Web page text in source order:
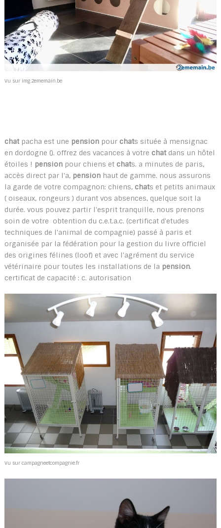
Vu sur img.2ememain.be
chatpacha est une pensionpour chats située à mensignac
en dordogne (). offrez des vacances à votre chatdans un hôtel
étoiles ! pensionpour chiens et chats. a minutes de paris,
accès direct par l'a, pensionhaut de gamme. nous assurons
la garde de votre compagnon: chiens, chats et petits animaux
( oiseaux, rongeurs ) durant vos absences, quelque soit la
durée. vous pouvez partir l'esprit tranquille, nous prenons
soin de votre obtention du c.e.t.a.c. (certificat d'etudes
techniques de l'animal de compagnie) passé à paris et
organisée par la fédération pour la gestion du livre officiel
des origines félines (loof) et avec l'agrément du service
vétérinaire pour toutes les installations de la pension.
certificat de capacité : c. autorisation
Vu sur campagneetcompagnie.fr